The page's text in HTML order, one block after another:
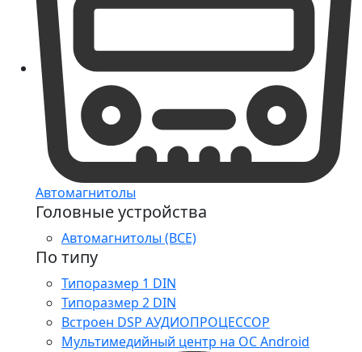
Автомагнитолы
Головные устройства
Автомагнитолы (ВСЕ)
По типу
Типоразмер 1 DIN
Типоразмер 2 DIN
Встроен DSP АУДИОПРОЦЕССОР
Мультимедийный центр на ОС Android